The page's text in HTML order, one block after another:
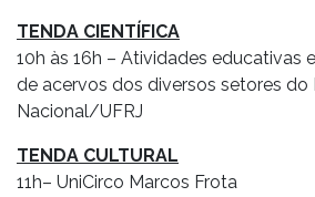
TENDA CIENTÍFICA
10h às 16h – Atividades educativas
de acervos dos diversos setores do
Nacional/UFRJ
TENDA CULTURAL
11h– UniCirco Marcos Frota